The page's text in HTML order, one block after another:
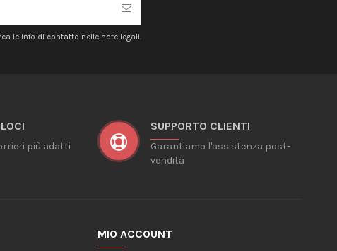
le info di contatto nelle note legali.
più adatti
SUPPORTO CLIENTI
Garantiamo l'assistenza post-
vendita
MIO ACCOUNT